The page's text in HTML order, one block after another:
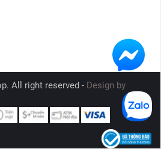
All right reserved - Design by